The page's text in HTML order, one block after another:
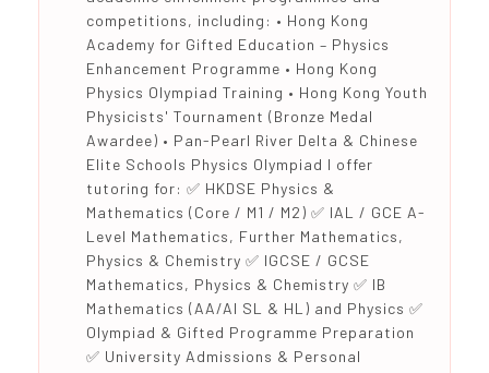
competitions, including: • Hong Kong
Academy for Gifted Education – Physics
Enhancement Programme • Hong Kong
Physics Olympiad Training • Hong Kong Youth
Physicists' Tournament (Bronze Medal
Awardee) • Pan-Pearl River Delta & Chinese
Elite Schools Physics Olympiad I offer
tutoring for: ✅ HKDSE Physics &
Mathematics (Core / M1 / M2) ✅ IAL / GCE A-
Level Mathematics, Further Mathematics,
Physics & Chemistry ✅ IGCSE / GCSE
Mathematics, Physics & Chemistry ✅ IB
Mathematics (AA/AI SL & HL) and Physics ✅
Olympiad & Gifted Programme Preparation
✅ University Admissions & Personal